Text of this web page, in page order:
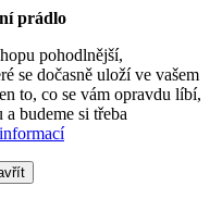
prádlo
pohodlnější,
se dočasně uloží ve vašem
to, co se vám opravdu líbí,
budeme si třeba